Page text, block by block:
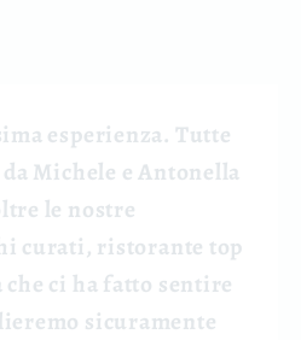
esperienza. Tutte
Michele e Antonella
le nostre
curati, ristorante top
ci ha fatto sentire
sicuramente